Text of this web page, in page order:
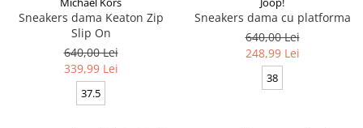
Sneakers dama Keaton Zip
Slip On
640,00 Lei
339,99 Lei
37.5
Sneakers dama cu platforma
640,00 Lei
248,99 Lei
38